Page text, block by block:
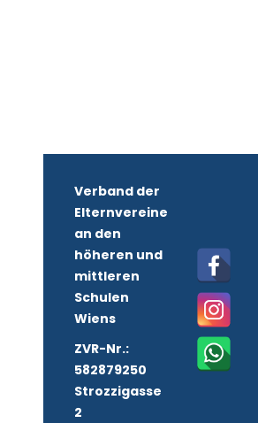
Verband der
Elternvereine
an den
höheren und
mittleren
Schulen
Wiens
ZVR-Nr.:
582879250
Strozzigasse
2